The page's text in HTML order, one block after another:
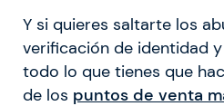
Y si quieres saltarte los
verificación de identidad
todo lo que tienes que
de los puntos de venta